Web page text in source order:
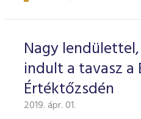
Nagy
indult a tavasz a
Értéktőzsdén
2019. ápr. 01.